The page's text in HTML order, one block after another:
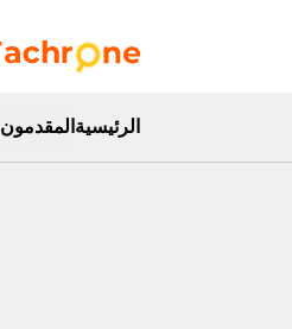
الرئيسيةالمقدمون